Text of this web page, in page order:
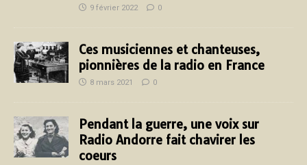
9 février 2022 0
Ces musiciennes et chanteuses,
pionnières de la radio en France
8 mars 2021 0
Pendant la guerre, une voix sur
Radio Andorre fait chavirer les
coeurs